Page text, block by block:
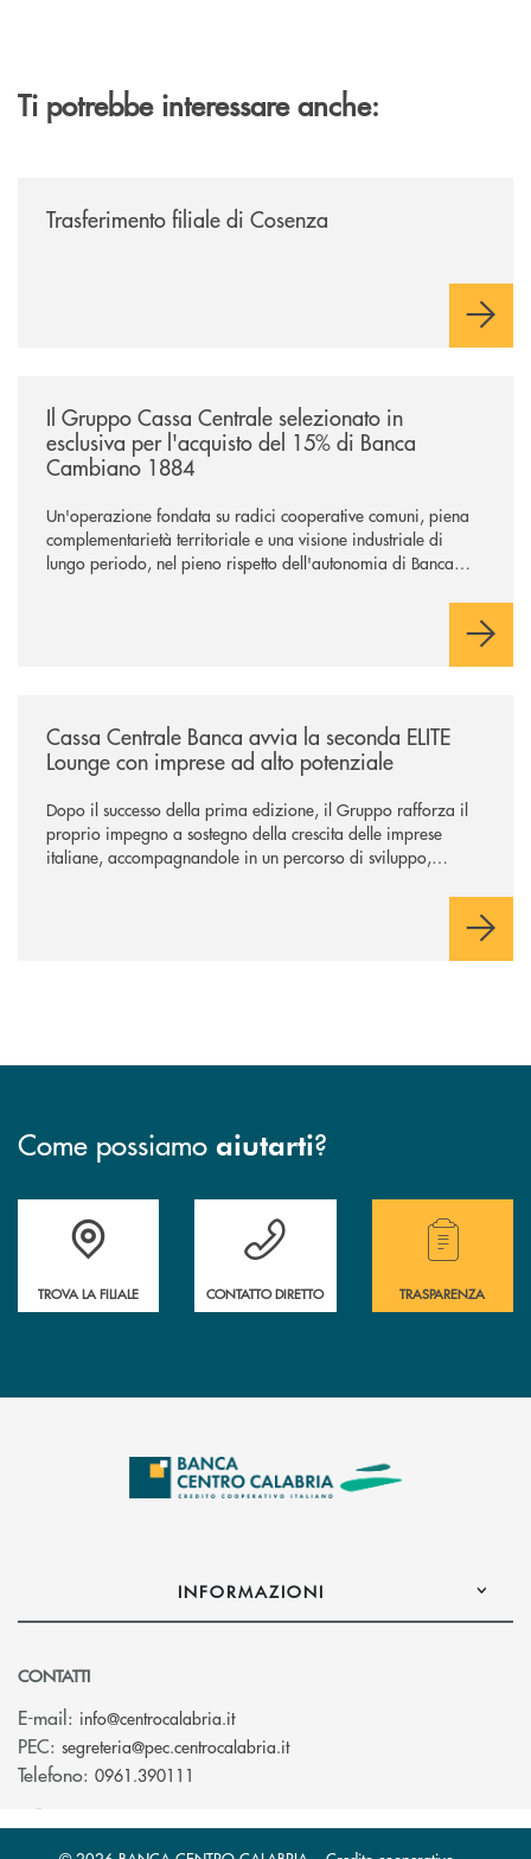
Ti potrebbe interessare anche:
Trasferimento filiale di Cosenza
Il Gruppo Cassa Centrale selezionato in
esclusiva per l'acquisto del 15% di Banca
Cambiano 1884
Un'operazione fondata su radici cooperative comuni, piena
complementarietà territoriale e una visione industriale di
lungo periodo, nel pieno rispetto dell'autonomia di Banca
negoziazione esclusiva per la finalizzazione dell’operazione.
Cassa Centrale Banca avvia la seconda ELITE
Lounge con imprese ad alto potenziale
Dopo il successo della prima edizione, il Gruppo rafforza il
proprio impegno a sostegno della crescita delle imprese
italiane, accompagnandole in un percorso di sviluppo,
Come possiamo aiutarti?
Accedi all' elenco completo delle filiali .
TROVA LA FILIALE
Hai bisogno di assistenza immediata ?
CONTATTO DIRETTO
Hai bisogno di
TRASPARENZA
INFORMAZIONI
CONTATTI
E-mail: info@centrocalabria.it(si apre l’app di posta elettronica)
PEC: segreteria@pec.centrocalabria.it(si apre l’app di posta
Telefono: 0961.390111